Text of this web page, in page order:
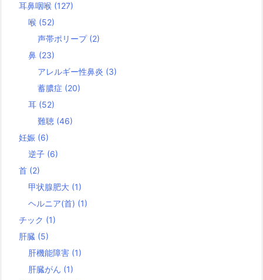
耳鼻咽喉 (127)
喉 (52)
声帯ポリープ (2)
鼻 (23)
アレルギー性鼻炎 (3)
蓄膿症 (20)
耳 (52)
難聴 (46)
妊娠 (6)
逆子 (6)
首 (2)
甲状腺肥大 (1)
ヘルニア(首) (1)
チック (1)
肝臓 (5)
肝機能障害 (1)
肝臓がん (1)